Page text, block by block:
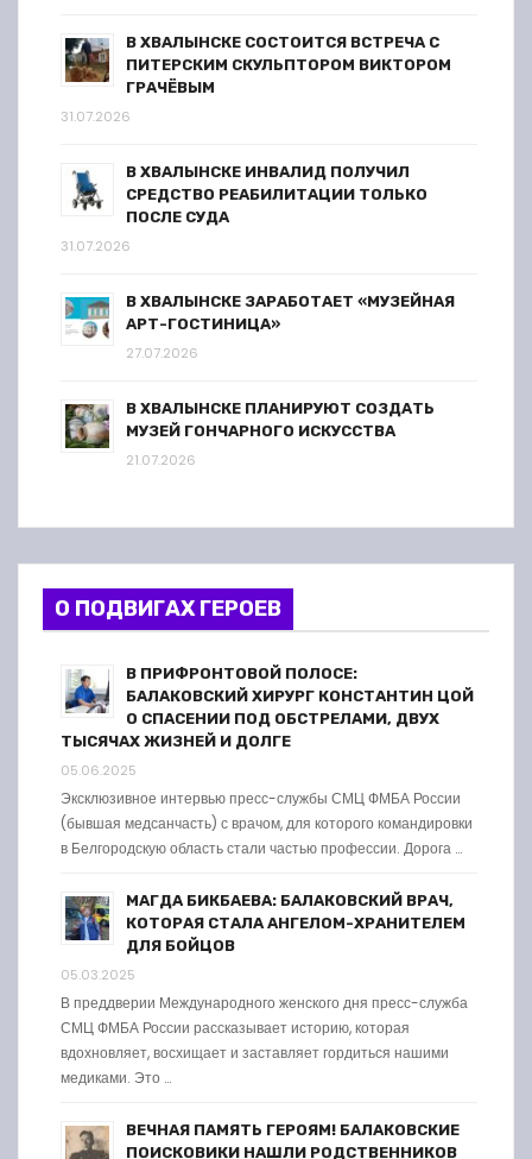
В ХВАЛЫНСКЕ СОСТОИТСЯ ВСТРЕЧА С
ПИТЕРСКИМ СКУЛЬПТОРОМ ВИКТОРОМ
ГРАЧЁВЫМ
31.07.2026
В ХВАЛЫНСКЕ ИНВАЛИД ПОЛУЧИЛ
СРЕДСТВО РЕАБИЛИТАЦИИ ТОЛЬКО
ПОСЛЕ СУДА
31.07.2026
В ХВАЛЫНСКЕ ЗАРАБОТАЕТ «МУЗЕЙНАЯ
АРТ-ГОСТИНИЦА»
27.07.2026
В ХВАЛЫНСКЕ ПЛАНИРУЮТ СОЗДАТЬ
МУЗЕЙ ГОНЧАРНОГО ИСКУССТВА
21.07.2026
О ПОДВИГАХ ГЕРОЕВ
В ПРИФРОНТОВОЙ ПОЛОСЕ:
БАЛАКОВСКИЙ ХИРУРГ КОНСТАНТИН ЦОЙ
О СПАСЕНИИ ПОД ОБСТРЕЛАМИ, ДВУХ
ТЫСЯЧАХ ЖИЗНЕЙ И ДОЛГЕ
05.06.2025
Эксклюзивное интервью пресс-службы СМЦ ФМБА России
(бывшая медсанчасть) с врачом, для которого командировки
в Белгородскую область стали частью профессии. Дорога …
МАГДА БИКБАЕВА: БАЛАКОВСКИЙ ВРАЧ,
КОТОРАЯ СТАЛА АНГЕЛОМ-ХРАНИТЕЛЕМ
ДЛЯ БОЙЦОВ
05.03.2025
В преддверии Международного женского дня пресс-служба
СМЦ ФМБА России рассказывает историю, которая
вдохновляет, восхищает и заставляет гордиться нашими
медиками. Это …
ВЕЧНАЯ ПАМЯТЬ ГЕРОЯМ! БАЛАКОВСКИЕ
ПОИСКОВИКИ НАШЛИ РОДСТВЕННИКОВ